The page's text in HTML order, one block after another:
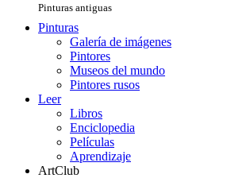
Pinturas antiguas
Pinturas
Galería de imágenes
Pintores
Museos del mundo
Pintores rusos
Leer
Libros
Enciclopedia
Películas
Aprendizaje
ArtClub